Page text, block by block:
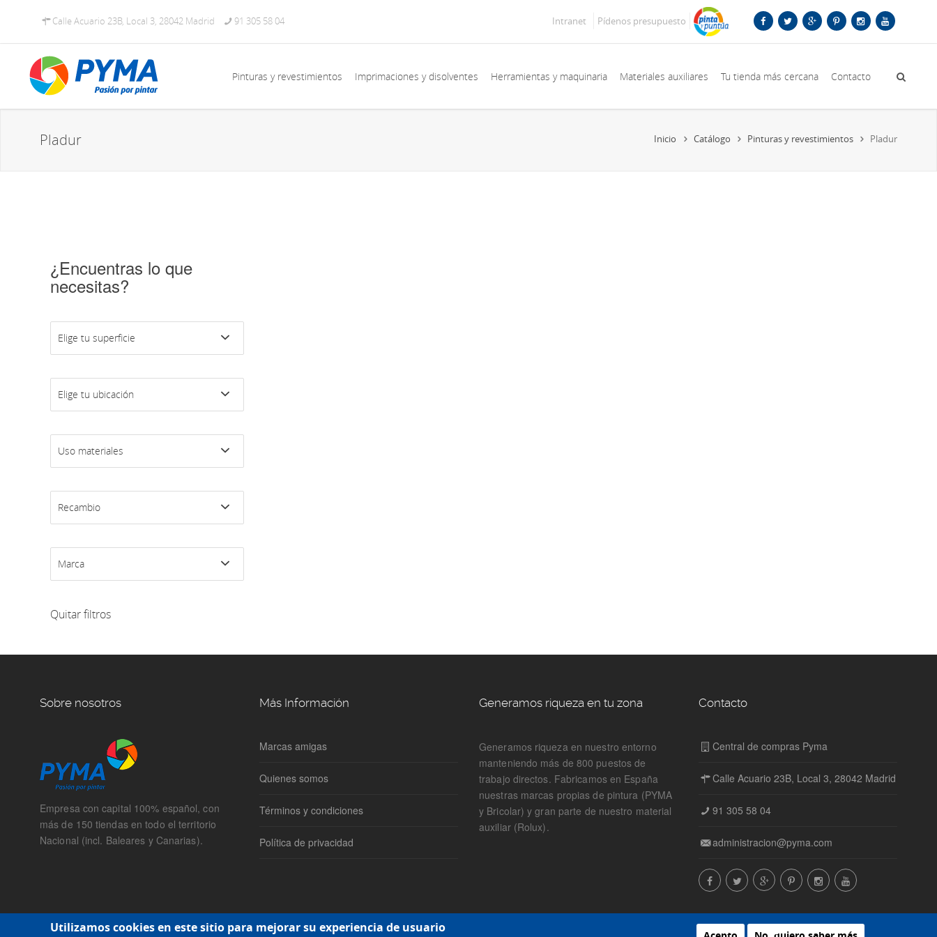
Calle Acuario 23B, Local 3, 28042 Madrid 91 305 58 04 Intranet Pídenos presupuesto
Pinturas y revestimientos Imprimaciones y disolventes Herramientas y maquinaria Materiales auxiliares Tu tienda más cercana Contacto
Pladur Inicio Catálogo Pinturas y revestimientos Pladur
¿Encuentras lo que
necesitas?
Elige tu superficie
Elige tu ubicación
Uso materiales
Recambio
Marca
Quitar filtros
Sobre nosotros
Empresa con capital 100% español, con
más de 150 tiendas en todo el territorio
Nacional (incl. Baleares y Canarias).
Más Información
Marcas amigas
Quienes somos
Términos y condiciones
Política de privacidad
Generamos riqueza en tu zona
Generamos riqueza en nuestro entorno
manteniendo más de 800 puestos de
trabajo directos. Fabricamos en España
nuestras marcas propias de pintura (PYMA
y Bricolar) y gran parte de nuestro material
auxiliar (Rolux).
Contacto
Central de compras Pyma
Calle Acuario 23B, Local 3, 28042 Madrid
91 305 58 04
administracion@pyma.com
Utilizamos cookies en este sitio para mejorar su experiencia de usuario